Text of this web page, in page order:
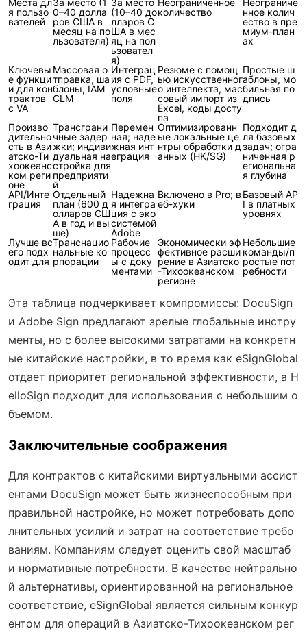
Места дл
я пользо
вателей
За место (1
0–40 долла
ров США в
месяц на по
льзователя)
За место
(10–40 до
лларов С
ША в мес
яц на пол
ьзовател
я)
Неограниченное
количество
Неограниче
нное колич
ество в пре
миум-план
ах
Ключевы
е функци
и для кон
трактов
с VA
Массовая о
тправка, ша
блоны, IAM
CLM
Интеграц
ия с PDF,
условные
поля
Резюме с помощ
ью искусственног
о интеллекта, мас
совый импорт из
Excel, коды досту
па
Простые ш
аблоны, мо
бильная по
дпись
Произво
дительно
сть в Ази
атско-Ти
хоокеанс
ком реги
оне
Трансграни
чные задер
жки; индиви
дуальная на
стройка для
предприяти
й
Перемен
ная; наде
жная инт
еграция
Оптимизированн
ые локальные це
нтры обработки д
анных (HK/SG)
Подходит д
ля базовых
задач; огра
ниченная р
егиональна
я глубина
API/Инте
грация
Отдельный
план (600 д
олларов СШ
А в год и вы
ше)
Надежна
я интегра
ция с эко
системой
Adobe
Включено в Pro; в
еб-хуки
Базовый AP
I в платных
уровнях
Лучше вс
его подх
одит для
Транснацио
нальные ко
рпорации
Рабочие
процесс
ы с доку
ментами
Экономически эф
фективное расши
рение в Азиатско
-Тихоокеанском
регионе
Небольшие
команды/п
ростые пот
ребности
Эта таблица подчеркивает компромиссы: DocuSign
и Adobe Sign предлагают зрелые глобальные инстру
менты, но с более высокими затратами на конкретн
ые китайские настройки, в то время как eSignGlobal
отдает приоритет региональной эффективности, а H
elloSign подходит для использования с небольшим о
бъемом.
Заключительные соображения
Для контрактов с китайскими виртуальными ассист
ентами DocuSign может быть жизнеспособным при
правильной настройке, но может потребовать допо
лнительных усилий и затрат на соответствие требо
ваниям. Компаниям следует оценить свой масштаб
и нормативные потребности. В качестве нейтрально
й альтернативы, ориентированной на региональное
соответствие, eSignGlobal является сильным конкур
ентом для операций в Азиатско-Тихоокеанском рег